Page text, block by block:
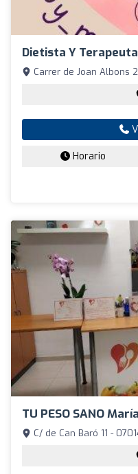
Dietista Y
Carrer de Joan Albons
Horario
TU PESO SANO
C/ de Can Baró 11 -